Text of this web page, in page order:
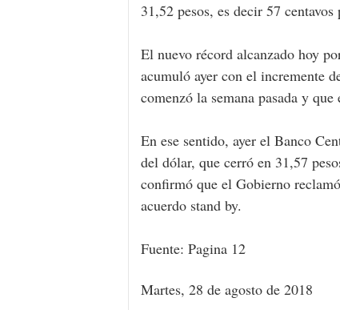
31,52 pesos, es decir 57
El nuevo récord alcanzado hoy
acumuló ayer con el incremente
comenzó la semana pasada y
En ese sentido, ayer el Banco
del dólar, que cerró en 31,57
confirmó que el Gobierno
acuerdo stand by.
Fuente: Pagina 12
Martes, 28 de agosto de 2018